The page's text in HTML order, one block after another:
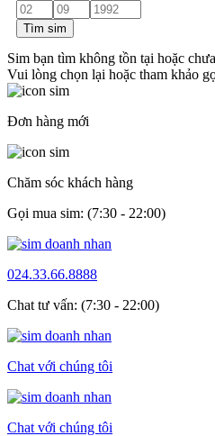
Tìm sim
Sim bạn tìm không tồn tại hoặc
Vui lòng chọn lại hoặc tham khảo
Đơn hàng mới
Chăm sóc khách hàng
Gọi mua sim: (7:30 - 22:00)
024.33.66.8888
Chat tư vấn: (7:30 - 22:00)
Chat với chúng tôi
Chat với chúng tôi